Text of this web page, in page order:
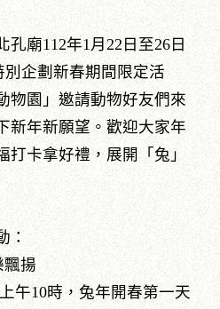
孔廟112年1月22日至26日
企劃新春期間限定活
物園」邀請動物好友們來
新年新願望。歡迎大家年
打卡拿好禮，展開「兔」
：
飄揚
午10時，兔年開春第一天